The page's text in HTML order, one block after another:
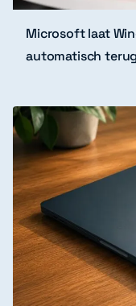
Microsoft laat
automatisch